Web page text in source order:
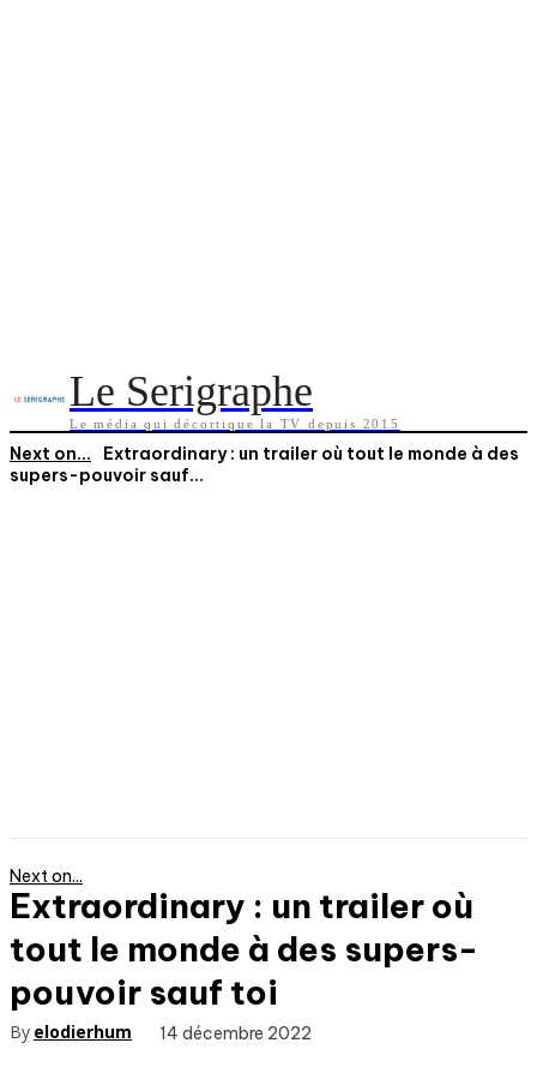
Le Serigraphe
Le média qui décortique la TV depuis 2015
Next on...
Extraordinary : un trailer où tout le monde à des
supers-pouvoir sauf...
Next on...
Extraordinary : un trailer où
tout le monde à des supers-
pouvoir sauf toi
By elodierhum 14 décembre 2022